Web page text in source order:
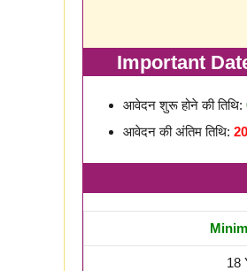
Important
आवेदन शुरू होने की तिथि:
आवेदन की अंतिम तिथि:
18